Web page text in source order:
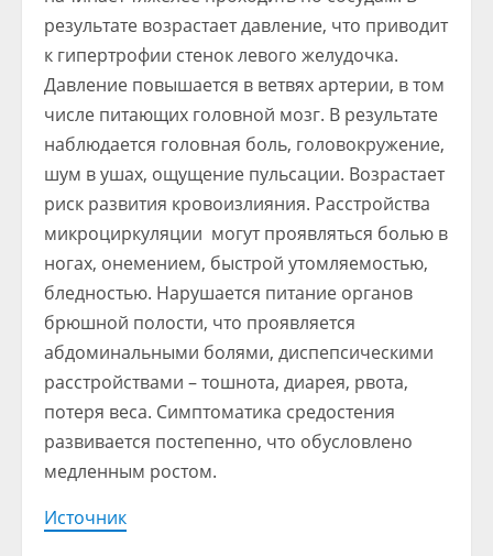
результате возрастает давление, что приводит
к гипертрофии стенок левого желудочка.
Давление повышается в ветвях артерии, в том
числе питающих головной мозг. В результате
наблюдается головная боль, головокружение,
шум в ушах, ощущение пульсации. Возрастает
риск развития кровоизлияния. Расстройства
микроциркуляции могут проявляться болью в
ногах, онемением, быстрой утомляемостью,
бледностью. Нарушается питание органов
брюшной полости, что проявляется
абдоминальными болями, диспепсическими
расстройствами – тошнота, диарея, рвота,
потеря веса. Симптоматика средостения
развивается постепенно, что обусловлено
медленным ростом.
Источник